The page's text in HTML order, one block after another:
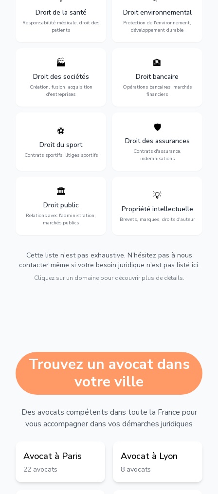
Droit de la santé
Responsabilité médicale, droit des
patients
médicales, responsabilité
des praticiens et
indemnisation.
Droit environnemental
Protection de l'environnement,
développement durable
conformité
environnementale, litiges et
développement durable.
🏭
Droit des sociétés
Création, fusion, acquisition
d'entreprises
Structuration de votre
société : création, fusion-
acquisition, gouvernance et
restructuration.
🏦
Droit bancaire
Opérations bancaires, marchés
financiers
Gestion de vos opérations
financières : contentieux
bancaire, investissements et
régulation.
⚽
Droit du sport
Contrats sportifs, litiges sportifs
Expertise en droit sportif :
transferts, sponsoring et
contentieux.
🛡️
Droit des assurances
Contrats d'assurance,
indemnisations
Défense de vos intérêts :
contrats d'assurance,
sinistres et indemnisations
optimales.
🏛️
Droit public
Relations avec l'administration,
marchés publics
Gestion de vos relations
avec l'administration :
marchés publics,
urbanisme et contentieux.
💡
Propriété intellectuelle
Brevets, marques, droits d'auteur
Protection de vos créations
d'auteur et lutte contre la
contrefaçon.
Cette liste n'est pas exhaustive. N'hésitez pas à nous
contacter même si votre besoin juridique n'est pas listé ici.
Cliquez sur un domaine pour découvrir plus de détails.
Trouvez un avocat dans
votre ville
Des avocats compétents dans toute la France pour
vous accompagner dans vos démarches juridiques
Avocat à Paris
22 avocats
Avocat à Lyon
8 avocats